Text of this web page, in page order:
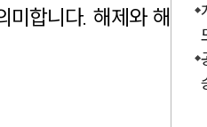
미합니다. 해제와 해